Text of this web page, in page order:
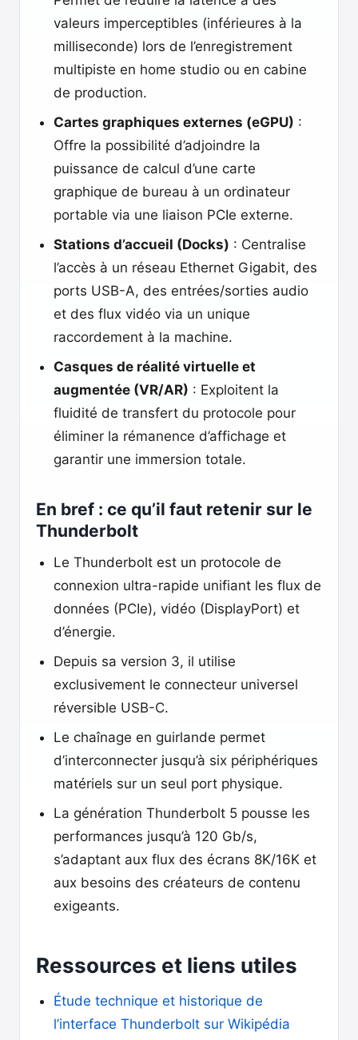
valeurs imperceptibles (inférieures à la
milliseconde) lors de l’enregistrement
multipiste en home studio ou en cabine
de production.
Cartes graphiques externes (eGPU) :
Offre la possibilité d’adjoindre la
puissance de calcul d’une carte
graphique de bureau à un ordinateur
portable via une liaison PCIe externe.
Stations d’accueil (Docks) : Centralise
l’accès à un réseau Ethernet Gigabit, des
ports USB-A, des entrées/sorties audio
et des flux vidéo via un unique
raccordement à la machine.
Casques de réalité virtuelle et
augmentée (VR/AR) : Exploitent la
fluidité de transfert du protocole pour
éliminer la rémanence d’affichage et
garantir une immersion totale.
En bref : ce qu’il faut retenir sur le
Thunderbolt
Le Thunderbolt est un protocole de
connexion ultra-rapide unifiant les flux de
données (PCIe), vidéo (DisplayPort) et
d’énergie.
Depuis sa version 3, il utilise
exclusivement le connecteur universel
réversible USB-C.
Le chaînage en guirlande permet
d’interconnecter jusqu’à six périphériques
matériels sur un seul port physique.
La génération Thunderbolt 5 pousse les
performances jusqu’à 120 Gb/s,
s’adaptant aux flux des écrans 8K/16K et
aux besoins des créateurs de contenu
exigeants.
Ressources et liens utiles
Étude technique et historique de
l’interface Thunderbolt sur Wikipédia